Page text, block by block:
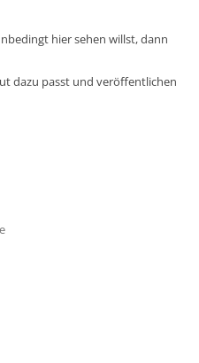
hier sehen willst, dann
dazu passt und veröffentlichen